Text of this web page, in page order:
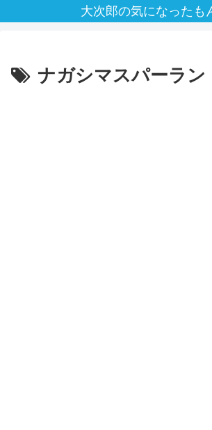
大次郎の気になったも
ナガシマスパーラン